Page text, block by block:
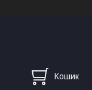
Кошик